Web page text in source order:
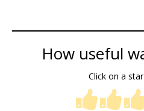
How useful
Click on a